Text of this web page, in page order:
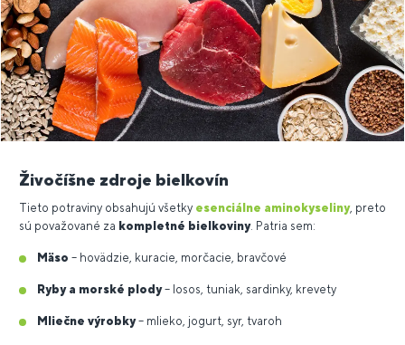
Živočíšne zdroje bielkovín
Tieto potraviny obsahujú všetky esenciálne aminokyseliny, preto
sú považované za kompletné bielkoviny. Patria sem:
Mäso – hovädzie, kuracie, morčacie, bravčové
Ryby a morské plody– losos, tuniak, sardinky, krevety
Mliečne výrobky– mlieko, jogurt, syr, tvaroh